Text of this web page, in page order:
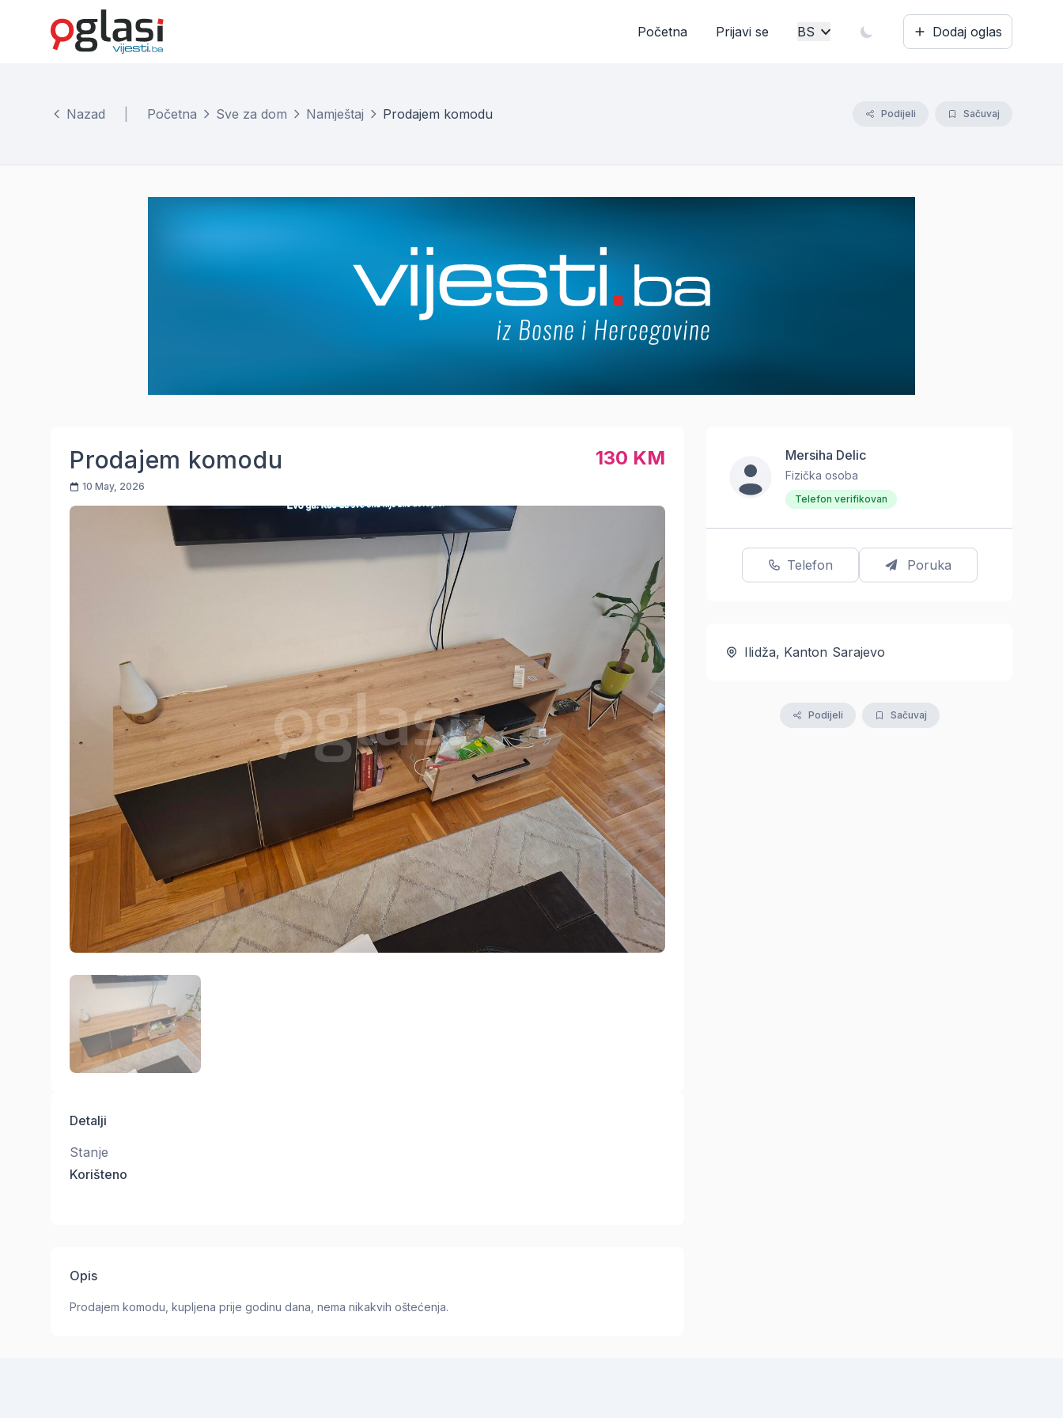
Početna Prijavi se BS Dodaj oglas
Nazad Početna Sve za dom Namještaj Prodajem komodu Podijeli Sačuvaj
Prodajem komodu
10 May, 2026
130 KM
Detalji
Stanje
Korišteno
Opis
Prodajem komodu, kupljena prije godinu dana, nema nikakvih oštećenja.
Mersiha Delic
Fizička osoba
Telefon verifikovan
Telefon Poruka
Ilidža, Kanton Sarajevo
Podijeli Sačuvaj